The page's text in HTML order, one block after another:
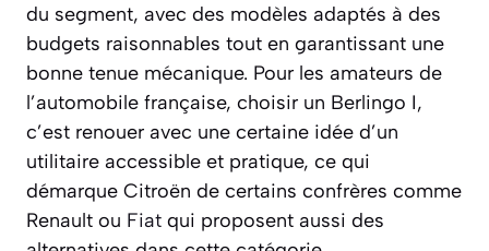
du segment, avec des modèles adaptés à des
budgets raisonnables tout en garantissant une
bonne tenue mécanique. Pour les amateurs de
l’automobile française, choisir un Berlingo I,
c’est renouer avec une certaine idée d’un
utilitaire accessible et pratique, ce qui
démarque Citroën de certains confrères comme
Renault ou Fiat qui proposent aussi des